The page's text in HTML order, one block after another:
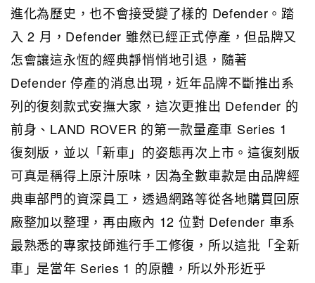
進化為歷史，也不會接受變了樣的 Defender。踏
入 2 月，Defender 雖然已經正式停產，但品牌又
怎會讓這永恆的經典靜悄悄地引退，隨著
Defender 停產的消息出現，近年品牌不斷推出系
列的復刻款式安撫大家，這次更推出 Defender 的
前身、LAND ROVER 的第一款量產車 Series 1
復刻版，並以「新車」的姿態再次上市。這復刻版
可真是稱得上原汁原味，因為全數車款是由品牌經
典車部門的資深員工，透過網路等從各地購買回原
廠整加以整理，再由廠內 12 位對 Defender 車系
最熟悉的專家技師進行手工修復，所以這批「全新
車」是當年 Series 1 的原體，所以外形近乎